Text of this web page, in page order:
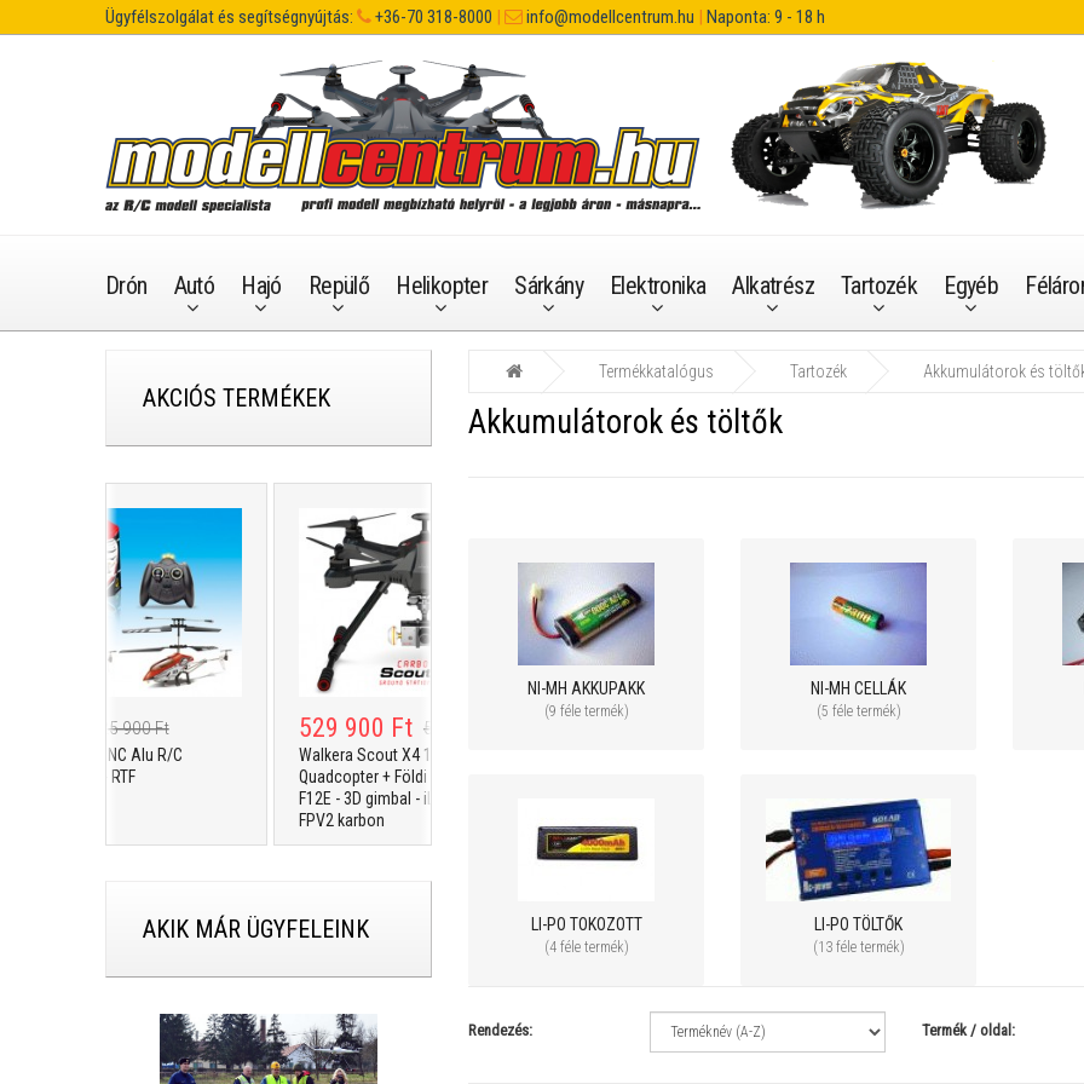
Ügyfélszolgálat és segítségnyújtás: +36-70 318-8000 | info@modellcentrum.hu | Naponta: 9 - 18 h
Drón Autó Hajó Repülő Helikopter Sárkány Elektronika Alkatrész Tartozék Egyéb
Termékkatalógus Tartozék Akkumulátorok és
Akkumulátorok és töltők
NI-MH AKKUPAKK
(9 féle termék)
NI-MH CELLÁK
(5 féle termék)
LI-PO TOKOZOTT
(4 féle termék)
LI-PO TÖLTŐK
(13 féle termék)
Rendezés: Termék / oldal:
AKCIÓS TERMÉKEK
25 900 Ft
3D 3ch CNC Alu R/C
529 900 Ft 579 900 Ft
Walkera Scout X4 12ch GPS
Quadcopter + Földi állomás - Devo
F12E - 3D gimbal - iLook+ kamera -
FPV2 karbon
64 900 Ft 249 900 Ft
AKIK MÁR ÜGYFELEINK